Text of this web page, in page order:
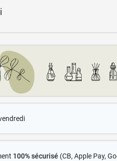
100% sécurisé (CB, Apple Pay,